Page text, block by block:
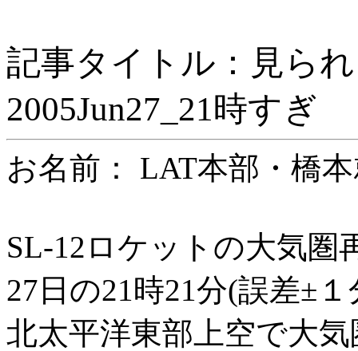
記事タイトル：見ら
2005Jun27_21時すぎ
お名前： LAT本部・
SL-12ロケットの大気圏
27日の21時21分(誤差±
北太平洋東部上空で大